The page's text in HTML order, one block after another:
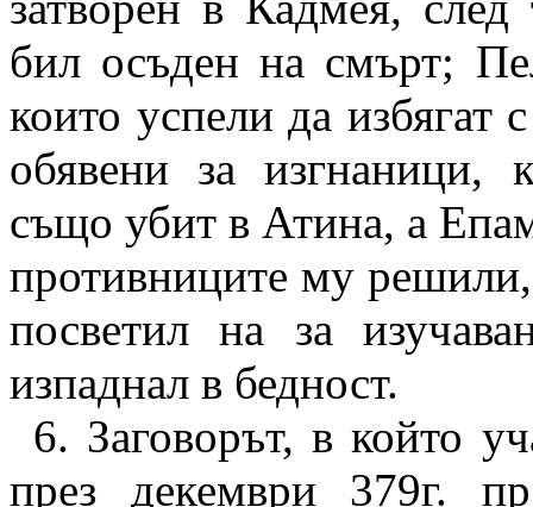
бил осъден на смърт;
които успели да
обявени за изгнаници,
също убит в Атина, а
противниците му решили,
посветил на за
изпаднал в бедност.
6. Заговорът, в който
през декември 379г.